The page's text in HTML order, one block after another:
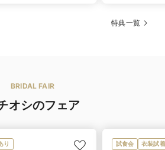
ぶれに合わせて細かくご対応させて頂きま
頂けます。
年齢によってご相談させて頂きます
特典一覧
BRIDAL FAIR
オシのフェア
り 試食会 衣装試着